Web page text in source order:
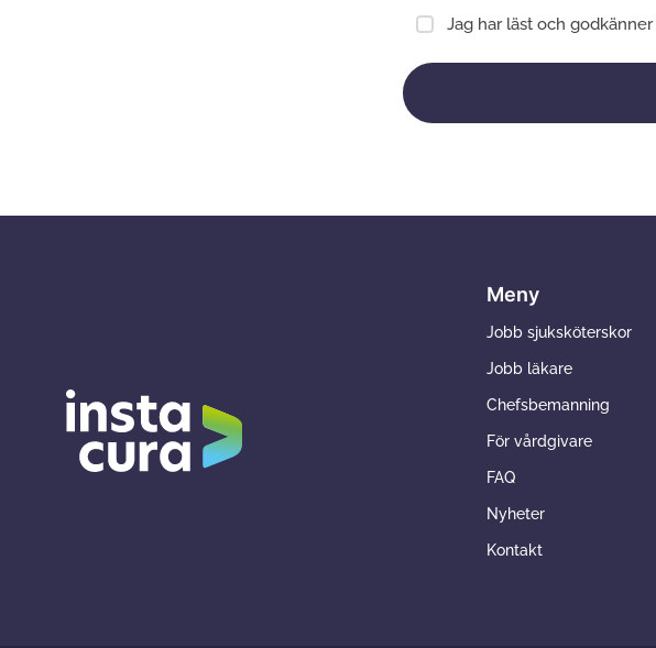
Jag har läst och godkänner
Meny
Jobb sjuksköterskor
Jobb läkare
Chefsbemanning
För vårdgivare
FAQ
Nyheter
Kontakt